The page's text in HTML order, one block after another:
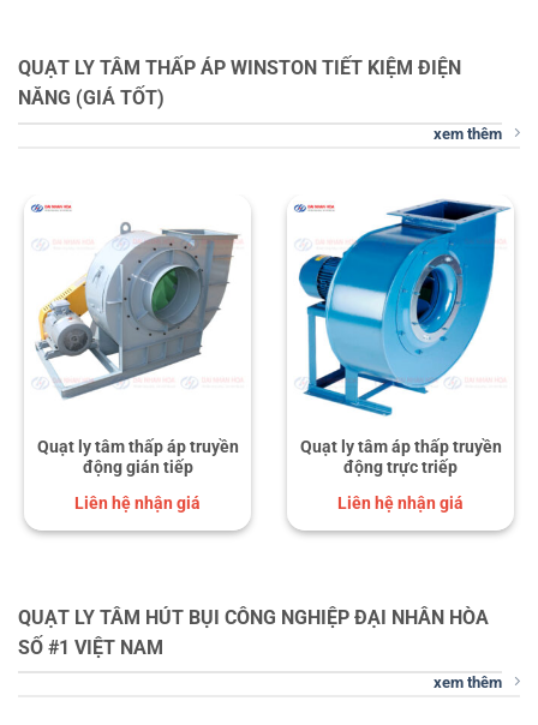
QUẠT LY TÂM THẤP ÁP WINSTON TIẾT KIỆM ĐIỆN
NĂNG (GIÁ TỐT)
xem thêm
Quạt ly tâm thấp áp truyền
động gián tiếp
Liên hệ nhận giá
Quạt ly tâm áp thấp truyền
động trực triếp
Liên hệ nhận giá
QUẠT LY TÂM HÚT BỤI CÔNG NGHIỆP ĐẠI NHÂN HÒA
SỐ #1 VIỆT NAM
xem thêm